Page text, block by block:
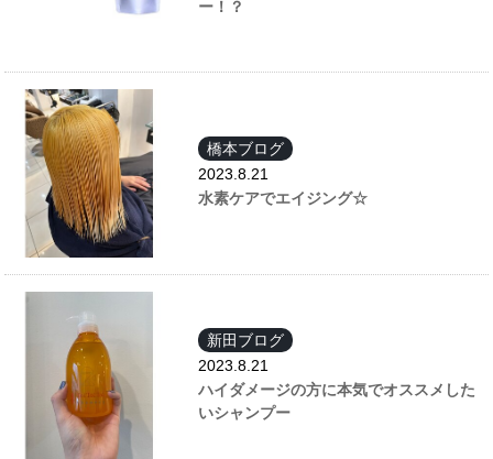
ー！？
橋本ブログ
2023.8.21
水素ケアでエイジング☆
新田ブログ
2023.8.21
ハイダメージの方に本気でオススメした
いシャンプー